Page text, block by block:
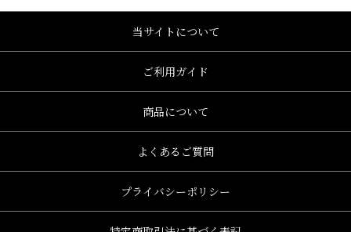
当サイトについて
ご利用ガイド
商品について
よくあるご質問
プライバシーポリシー